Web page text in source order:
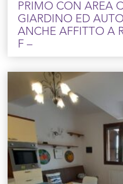
PRIMO CON AREA
GIARDINO ED
ANCHE AFFITTO A
F –